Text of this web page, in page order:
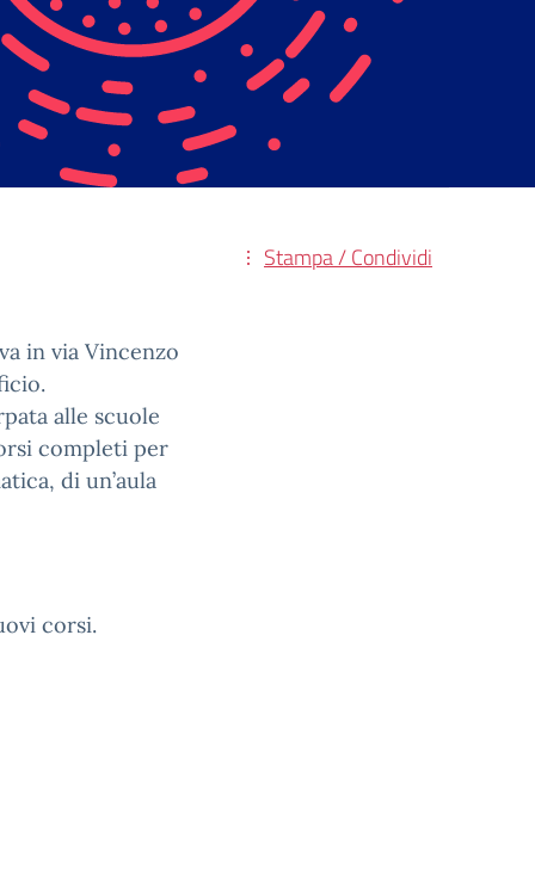
Stampa / Condividi
in via Vincenzo
alle scuole
completi per
di un’aula
corsi.